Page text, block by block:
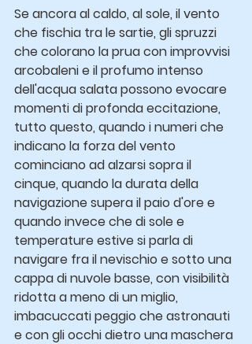
Se ancora al caldo, al sole, il vento
che fischia tra le sartie, gli spruzzi
che colorano la prua con improvvisi
arcobaleni e il profumo intenso
dell'acqua salata possono evocare
momenti di profonda eccitazione,
tutto questo, quando i numeri che
indicano la forza del vento
cominciano ad alzarsi sopra il
cinque, quando la durata della
navigazione supera il paio d'ore e
quando invece che di sole e
temperature estive si parla di
navigare fra il nevischio e sotto una
cappa di nuvole basse, con visibilità
ridotta a meno di un miglio,
imbacuccati peggio che astronauti
e con gli occhi dietro una maschera